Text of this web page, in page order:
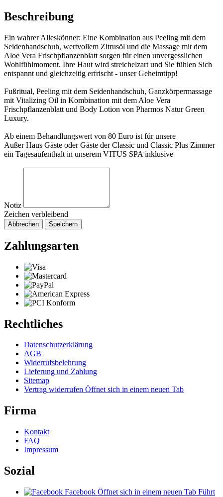
Beschreibung
Ein wahrer Alleskönner: Eine Kombination aus Peeling mit dem
Seidenhandschuh, wertvollem Zitrusöl und die Massage mit dem
Aloe Vera Frischpflanzenblatt sorgen für einen unvergesslichen
Wohlfühlmoment. Ihre Haut wird streichelzart und Sie fühlen Sich
entspannt und gleichzeitig erfrischt - unser Geheimtipp!
Fußritual, Peeling mit dem Seidenhandschuh, Ganzkörpermassage
mit Vitalizing Oil in Kombination mit dem Aloe Vera
Frischpflanzenblatt und Body Lotion von Pharmos Natur Green
Luxury.
Ab einem Behandlungswert von 80 Euro ist für unsere
Außer Haus Gäste oder Gäste der Classic und Classic Plus Zimmer
ein Tagesaufenthalt in unserem VITUS SPA inklusive
Notiz
Zeichen verbleibend
Abbrechen Speichern
Zahlungsarten
Rechtliches
Datenschutzerklärung
AGB
Widerrufsbelehrung
Lieferung und Zahlung
Sitemap
Vertrag widerrufen Öffnet sich in einem neuen Tab
Firma
Kontakt
FAQ
Impressum
Sozial
Facebook Öffnet sich in einem neuen Tab Führt